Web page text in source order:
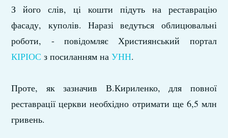
З його слів, ці кошти підуть на реставрацію
фасаду, куполів. Наразі ведуться облицювальні
роботи, - повідомляє Християнський портал
КІРІОСз посиланням наУНН.
Проте, як зазначив В.Кириленко, для повної
реставрації церкви необхідно отримати ще 6,5 млн
гривень.